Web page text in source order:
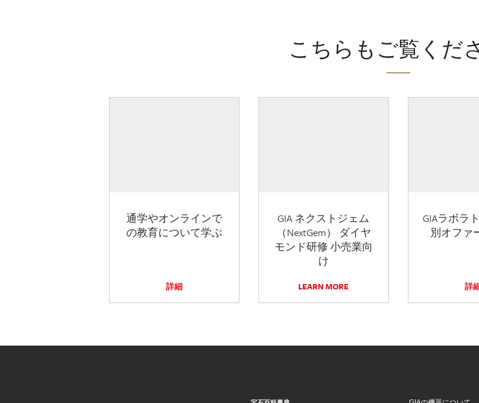
こちらもご覧くだ
通学やオンラインで
の教育について学ぶ
詳細
GIA ネクストジェム
（NextGem） ダイヤ
モンド研修 小売業向
け
LEARN MORE
GIAラボラ
別オファ
詳